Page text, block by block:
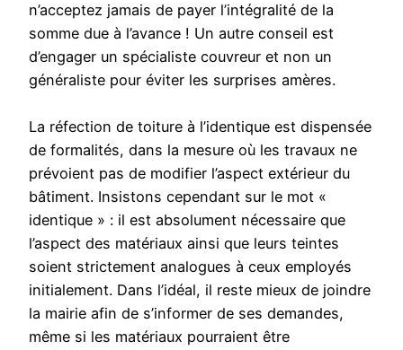
n’acceptez jamais de payer l’intégralité de la
somme due à l’avance ! Un autre conseil est
d’engager un spécialiste couvreur et non un
généraliste pour éviter les surprises amères.
La réfection de toiture à l’identique est dispensée
de formalités, dans la mesure où les travaux ne
prévoient pas de modifier l’aspect extérieur du
bâtiment. Insistons cependant sur le mot «
identique » : il est absolument nécessaire que
l’aspect des matériaux ainsi que leurs teintes
soient strictement analogues à ceux employés
initialement. Dans l’idéal, il reste mieux de joindre
la mairie afin de s’informer de ses demandes,
même si les matériaux pourraient être